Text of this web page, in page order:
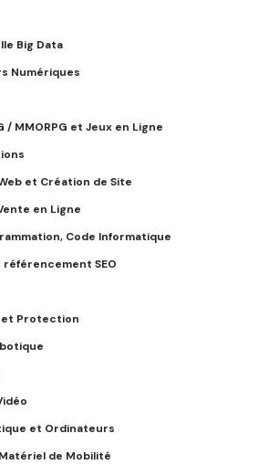
Big Data
Numériques
/ MMORPG et Jeux en Ligne
et Création de Site
en Ligne
Code Informatique
SEO
et Protection
et Ordinateurs
de Mobilité